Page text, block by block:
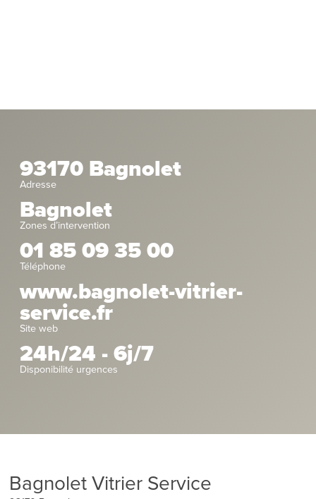
93170 Bagnolet
Adresse
Bagnolet
Zones d’intervention
01 85 09 35 00
Téléphone
www.bagnolet-vitrier-
service.fr
Site web
24h/24 - 6j/7
Disponibilité urgences
Bagnolet Vitrier Service